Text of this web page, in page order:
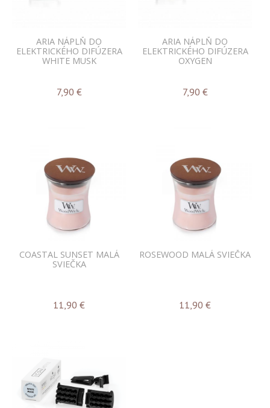
ARIA NÁPLŇ DO
ELEKTRICKÉHO DIFÚZERA
WHITE MUSK
7,90 €
ARIA NÁPLŇ DO
ELEKTRICKÉHO DIFÚZERA
OXYGEN
7,90 €
COASTAL SUNSET MALÁ
SVIEČKA
11,90 €
ROSEWOOD MALÁ SVIEČKA
11,90 €